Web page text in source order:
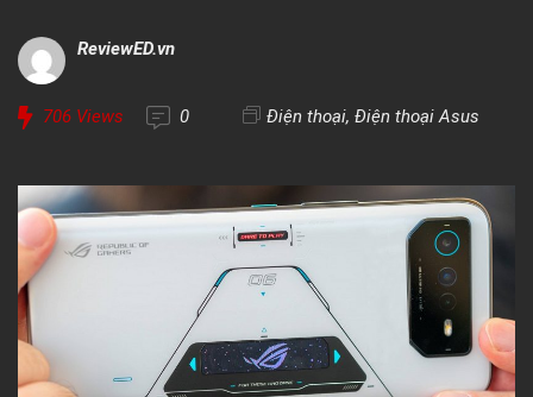
ReviewED.vn
706 Views 0 Điện thoại, Điện thoại Asus